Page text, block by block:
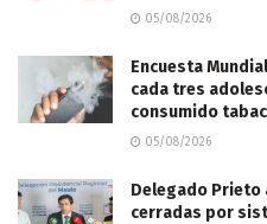
05/08/2026
Encuesta
cada tres
consumido
05/08/2026
Delegado Prieto
cerradas por